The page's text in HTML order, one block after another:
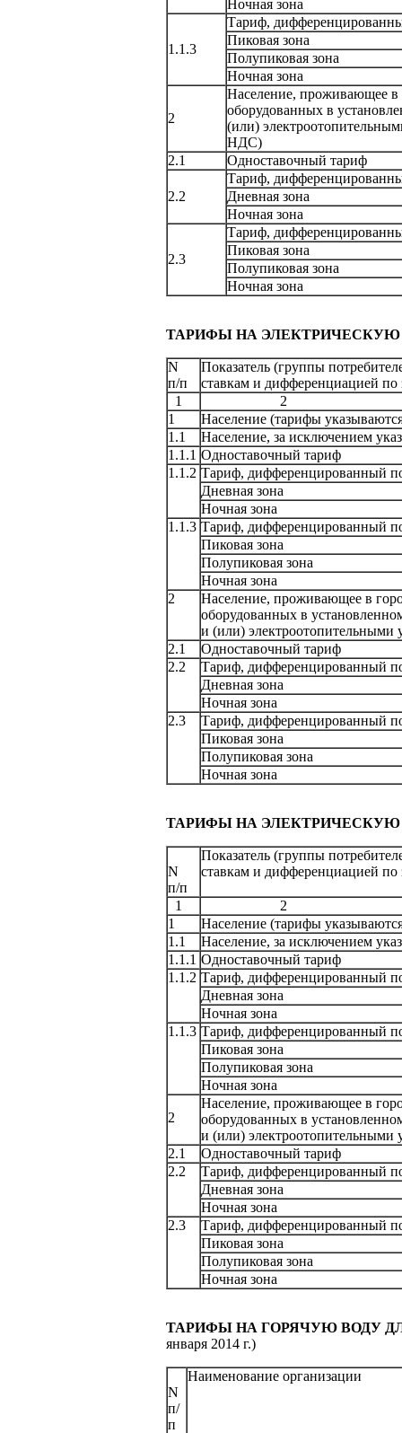
Ночная зона
1.1.3
Тариф,
Пиковая зона
Полупиковая зона
Ночная зона
2
Население, проживающее в
оборудованных в
(или)
НДС)
2.1
Одноставочный тариф
2.2
Тариф,
Дневная зона
Ночная зона
2.3
Тариф,
Пиковая зона
Полупиковая зона
Ночная зона
ТАРИФЫ НА
N
п/п
Показатель (группы
ставкам и дифференциацией по
1
2
1
Население (тарифы
1.1
Население, за исключением
1.1.1 Одноставочный
1.1.2 Тариф,
Дневная зона
Ночная зона
1.1.3 Тариф,
Пиковая зона
Полупиковая
Ночная зона
2
Население, проживающее в
оборудованных в
и (или)
2.1
Одноставочный
2.2
Тариф,
Дневная зона
Ночная зона
2.3
Тариф,
Пиковая зона
Полупиковая
Ночная зона
ТАРИФЫ НА
N
п/п
Показатель (группы
ставкам и дифференциацией
1
2
1
Население (тарифы
1.1
Население, за исключением
1.1.1 Одноставочный
1.1.2 Тариф,
Дневная зона
Ночная зона
1.1.3 Тариф,
Пиковая зона
Полупиковая
Ночная зона
2
Население, проживающее в
оборудованных в
и (или)
2.1
Одноставочный
2.2
Тариф,
Дневная зона
Ночная зона
2.3
Тариф,
Пиковая зона
Полупиковая
Ночная зона
ТАРИФЫ НА ГОРЯЧУЮ ВОДУ
января 2014 г.)
N
п/
п
Наименование организации